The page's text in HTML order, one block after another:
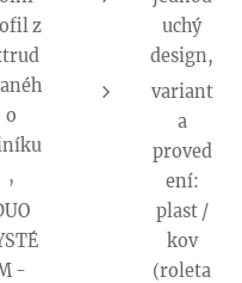
z
o
,
-
uchý
design,
variant
a
proved
ení:
plast /
kov
(roleta